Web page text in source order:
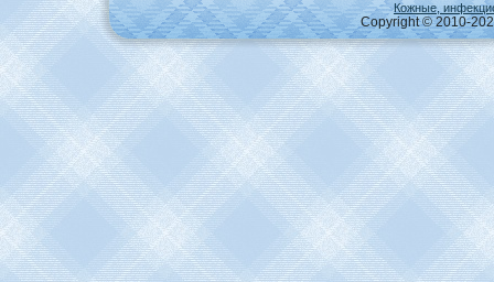
Кожные,
Copyright © 2010-